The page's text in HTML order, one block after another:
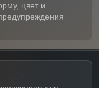
цвет и